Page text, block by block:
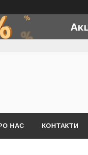
НАС КОНТАКТИ